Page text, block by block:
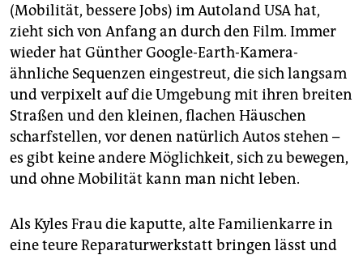
(Mobilität, bessere Jobs) im Autoland USA hat,
zieht sich von Anfang an durch den Film. Immer
wieder hat Günther Google-Earth-Kamera-
ähnliche Sequenzen eingestreut, die sich langsam
und verpixelt auf die Umgebung mit ihren breiten
Straßen und den kleinen, flachen Häuschen
scharfstellen, vor denen natürlich Autos stehen –
es gibt keine andere Möglichkeit, sich zu bewegen,
und ohne Mobilität kann man nicht leben.
Als Kyles Frau die kaputte, alte Familienkarre in
eine teure Reparaturwerkstatt bringen lässt und